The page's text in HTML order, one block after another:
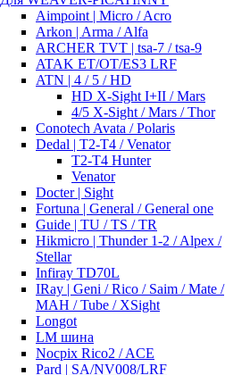
Aimpoint | Micro / Acro
Arkon | Arma / Alfa
ARCHER TVT | tsa-7 / tsa-9
ATAK ET/OT/ES3 LRF
ATN | 4 / 5 / HD
HD X-Sight I+II / Mars
4/5 X-Sight / Mars / Thor
Conotech Avata / Polaris
Dedal | T2-T4 / Venator
T2-T4 Hunter
Venator
Docter | Sight
Fortuna | General / General one
Guide | TU / TS / TR
Hikmicro | Thunder 1-2 / Alpex /
Stellar
Infiray TD70L
IRay | Geni / Rico / Saim / Mate /
MAH / Tube / XSight
Longot
LM шина
Nocpix Rico2 / ACE
Pard | SA/NV008/LRF